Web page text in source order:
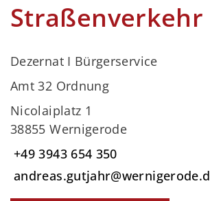
Straßenverkehr
Dezernat I Bürgerservice
Amt 32 Ordnung
Nicolaiplatz 1
38855 Wernigerode
+49 3943 654 350